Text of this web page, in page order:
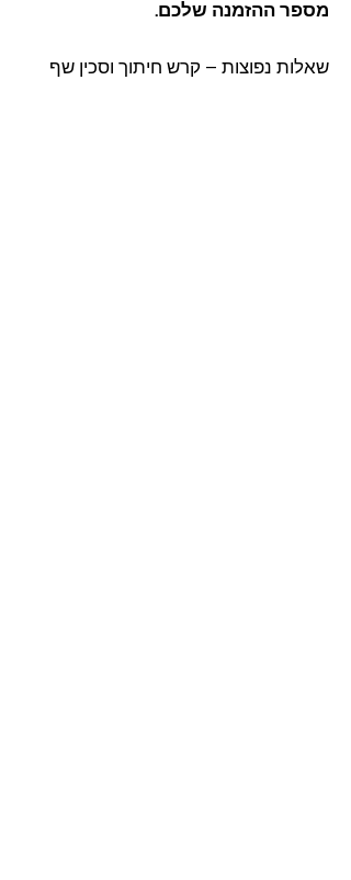
מספר ההזמנה שלכם.
שאלות נפוצות – קרש חיתוך וסכין שף